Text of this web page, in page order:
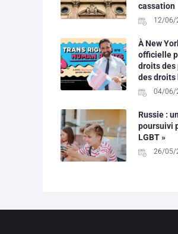
cassation
12/06/
À New
officielle
droits des
des droits
04/06/
Russie :
poursuivi
LGBT »
26/05/